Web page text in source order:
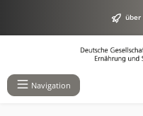
über
Navigation